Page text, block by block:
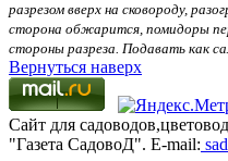
разрезом вверх на сковороду,
сторона обжарится, помидоры
стороны разреза. Подавать как
Вернуться наверх
Сайт для
"Газета СадовоД". E-mail: